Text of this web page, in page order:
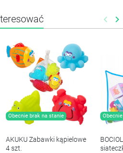
keyboard_arrow_left keyboard_arrow_right
Obecnie brak na stanie
AKUKU Zabawki kąpielowe
4 szt.